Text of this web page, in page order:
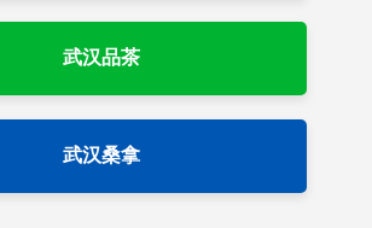
武汉品茶
武汉桑拿